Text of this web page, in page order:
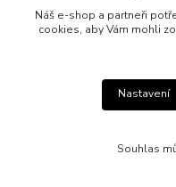
288 Kč/ks
238 Kčbez DPH
Náš e-shop a partneři
cookies, aby Vám mohli
Nastavení
Souhlas